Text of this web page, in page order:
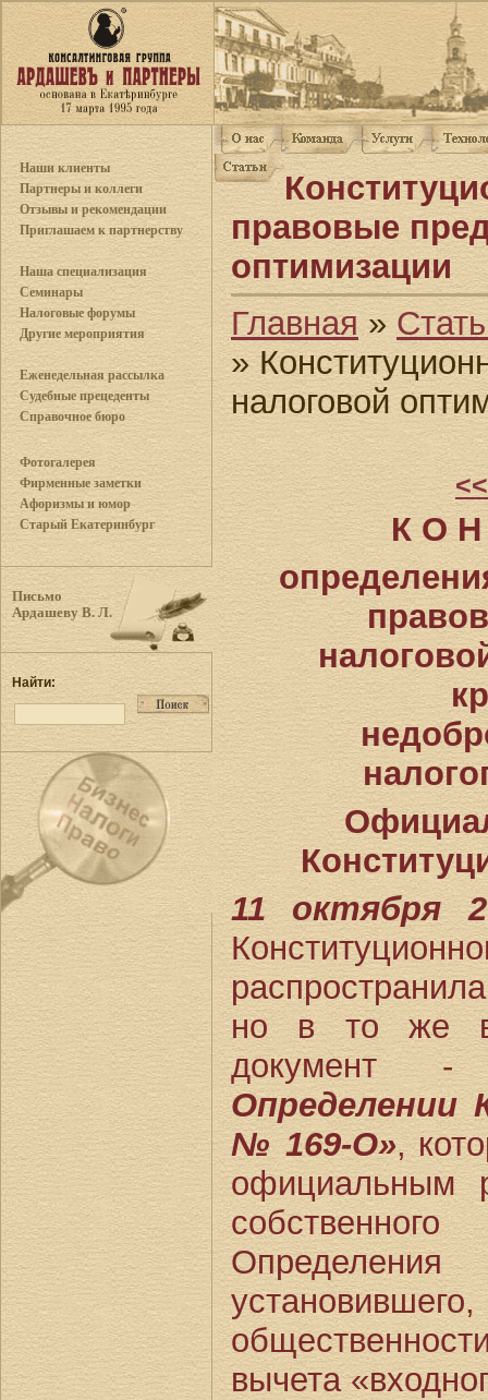
Наши клиенты
Партнеры и коллеги
Отзывы и рекомендации
Приглашаем к партнерству
Наша специализация
Семинары
Налоговые форумы
Другие мероприятия
Еженедельная рассылка
Судебные прецеденты
Справочное бюро
Фотогалерея
Фирменные заметки
Афоризмы и юмор
Старый Екатеринбург
Письмо
Ардашеву В. Л.
Найти:
правовые
оптимизации
Главная»
»
налоговой
К О
11 октября
но в то же
Определении
№ 169-О»,
официальным
вычета